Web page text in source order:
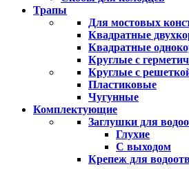
Трапы
Для мостовых
Квадратные
Квадратные
Круглые с
Круглые с
Пластиковые
Чугунные
Комплектующие
Заглушки для
Глухие
С выходом
Крепеж для